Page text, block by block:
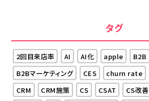
タグ
2回目来店率 AI AI化 apple B2B
B2Bマーケティング
CES churn rate
CRM
CRM施策 CS CSAT CS改善